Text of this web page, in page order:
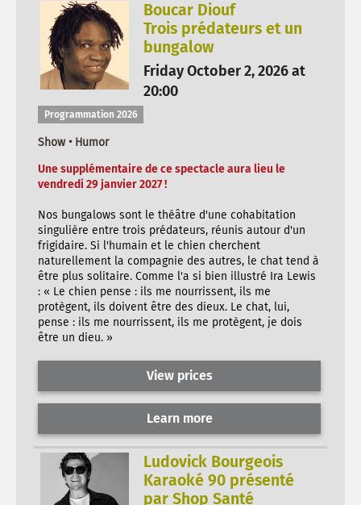
Boucar Diouf
Trois prédateurs et un
bungalow
Friday October 2, 2026 at
20:00
Programmation 2026
Show • Humor
Une supplémentaire de ce spectacle aura lieu le
vendredi 29 janvier 2027 !
Nos bungalows sont le théâtre d'une cohabitation
singulière entre trois prédateurs, réunis autour d'un
frigidaire. Si l'humain et le chien cherchent
naturellement la compagnie des autres, le chat tend à
être plus solitaire. Comme l'a si bien illustré Ira Lewis
: « Le chien pense : ils me nourrissent, ils me
protègent, ils doivent être des dieux. Le chat, lui,
pense : ils me nourrissent, ils me protègent, je dois
être un dieu. »
View prices
Learn more
Ludovick Bourgeois
Karaoké 90 présenté
par Shop Santé